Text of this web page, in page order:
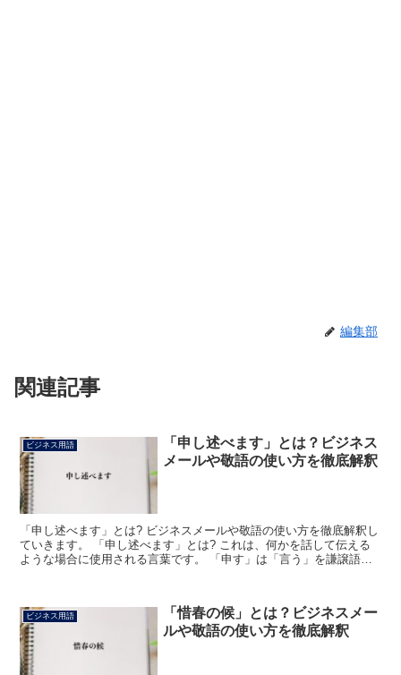
編集部
関連記事
ビジネス用語
「申し述べます」とは？ビジネス
メールや敬語の使い方を徹底解釈
「申し述べます」とは? ビジネスメールや敬語の使い方を徹底解釈し
ていきます。 「申し述べます」とは? これは、何かを話して伝える
ような場合に使用される言葉です。 「申す」は「言う」を謙譲語に
ビジネス用語
「惜春の候」とは？ビジネスメー
ルや敬語の使い方を徹底解釈